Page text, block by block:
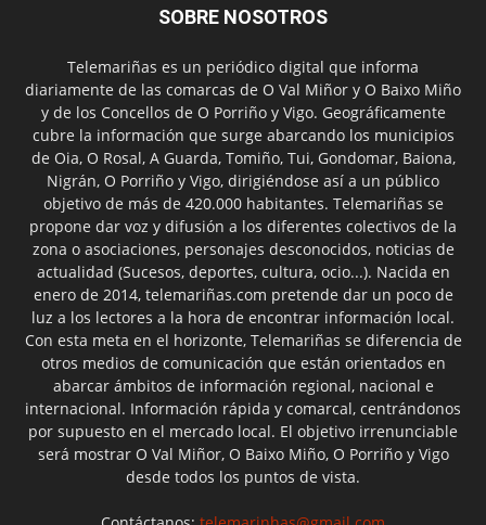
SOBRE NOSOTROS
Telemariñas es un periódico digital que informa
diariamente de las comarcas de O Val Miñor y O Baixo Miño
y de los Concellos de O Porriño y Vigo. Geográficamente
cubre la información que surge abarcando los municipios
de Oia, O Rosal, A Guarda, Tomiño, Tui, Gondomar, Baiona,
Nigrán, O Porriño y Vigo, dirigiéndose así a un público
objetivo de más de 420.000 habitantes. Telemariñas se
propone dar voz y difusión a los diferentes colectivos de la
zona o asociaciones, personajes desconocidos, noticias de
actualidad (Sucesos, deportes, cultura, ocio...). Nacida en
enero de 2014, telemariñas.com pretende dar un poco de
luz a los lectores a la hora de encontrar información local.
Con esta meta en el horizonte, Telemariñas se diferencia de
otros medios de comunicación que están orientados en
abarcar ámbitos de información regional, nacional e
internacional. Información rápida y comarcal, centrándonos
por supuesto en el mercado local. El objetivo irrenunciable
será mostrar O Val Miñor, O Baixo Miño, O Porriño y Vigo
desde todos los puntos de vista.